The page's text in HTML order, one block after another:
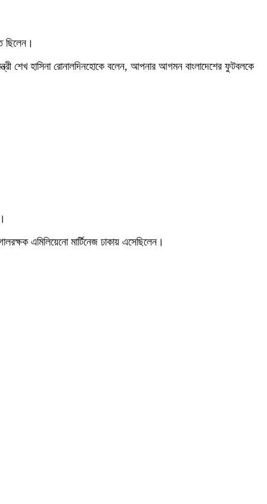
ছিলেন।
শেখ হাসিনা রোনালদিনহোকে বলেন, আপনার আগমন বাংলাদেশের ফুটবলকে
এমিলিয়েনো মার্টিনেজ ঢাকায় এসেছিলেন।